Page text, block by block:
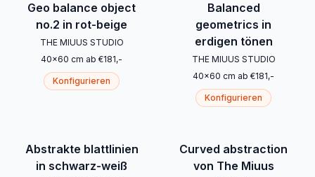
Geo balance object
no.2 in rot-beige
THE MIUUS STUDIO
40x60 cm ab €181,-
Konfigurieren
Balanced
geometrics in
erdigen tönen
THE MIUUS STUDIO
40x60 cm ab €181,-
Konfigurieren
Abstrakte blattlinien
in schwarz-weiß
Curved abstraction
von The Miuus